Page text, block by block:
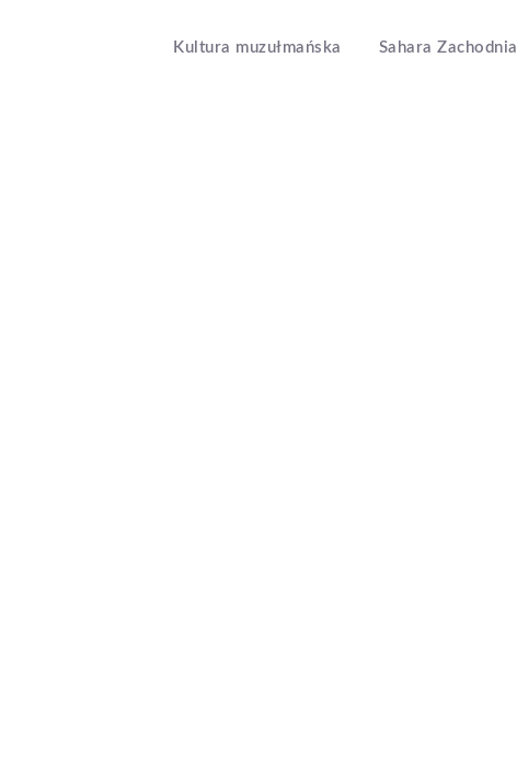
Kultura muzułmańska Sahara Zachodnia